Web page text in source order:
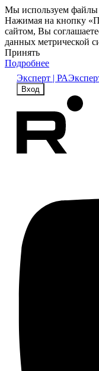
Мы используем файлы
Нажимая на кнопку
сайтом, Вы
данных метрической
Принять
Подробнее
Эксперт | РА
Вход